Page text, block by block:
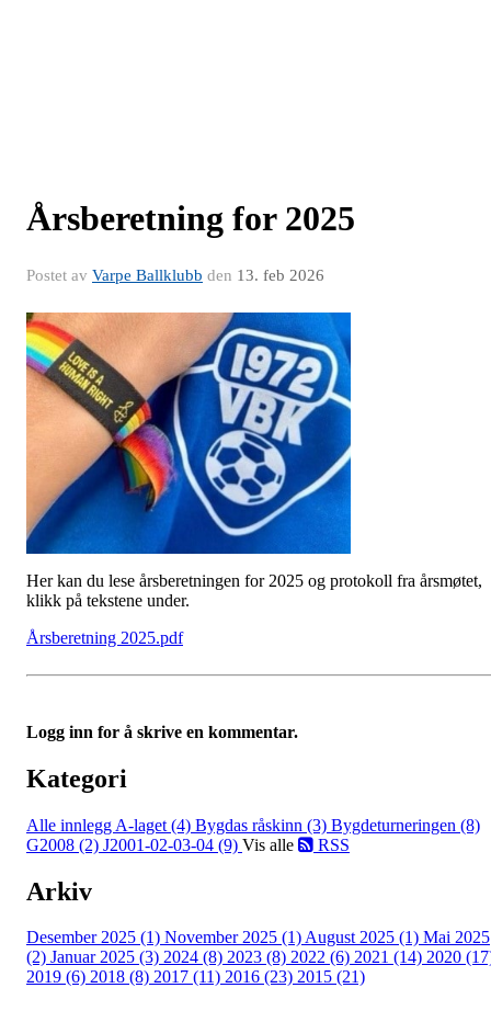
Årsberetning for 2025
Postet av Varpe Ballklubb den 13. feb 2026
Her kan du lese årsberetningen for 2025 og protokoll fra årsmøtet,
klikk på tekstene under.
Årsberetning 2025.pdf
Logg inn for å skrive en kommentar.
Kategori
Alle innlegg A-laget (4) Bygdas råskinn (3) Bygdeturneringen (8)
G2008 (2) J2001-02-03-04 (9) Vis alle RSS
Arkiv
Desember 2025 (1) November 2025 (1)August 2025 (1) Mai 2025
(2) Januar 2025 (3) 2024 (8) 2023 (8) 2022 (6) 2021 (14) 2020
2019 (6) 2018 (8) 2017 (11) 2016 (23) 2015 (21)